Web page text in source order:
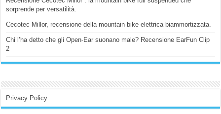
sorprende per versatilità.
Cecotec Millor, recensione della mountain bike elettrica biammortizzata.
Chi l’ha detto che gli Open-Ear suonano male? Recensione EarFun Clip
2
Privacy Policy